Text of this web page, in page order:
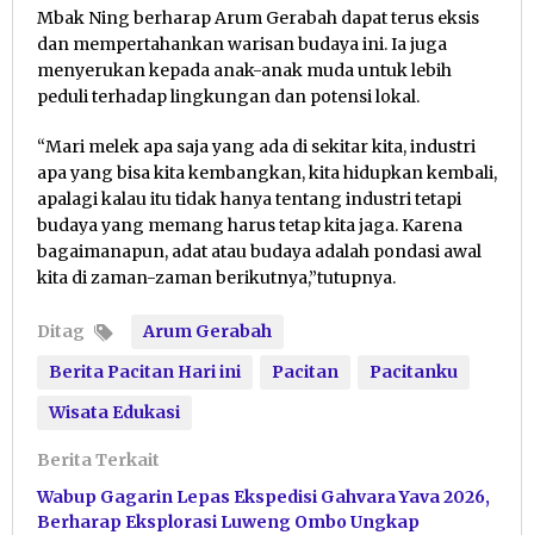
Mbak Ning berharap Arum Gerabah dapat terus eksis
dan mempertahankan warisan budaya ini. Ia juga
menyerukan kepada anak-anak muda untuk lebih
peduli terhadap lingkungan dan potensi lokal.
“Mari melek apa saja yang ada di sekitar kita, industri
apa yang bisa kita kembangkan, kita hidupkan kembali,
apalagi kalau itu tidak hanya tentang industri tetapi
budaya yang memang harus tetap kita jaga. Karena
bagaimanapun, adat atau budaya adalah pondasi awal
kita di zaman-zaman berikutnya,”tutupnya.
Ditag
Arum Gerabah
Berita Pacitan Hari ini
Pacitan
Pacitanku
Wisata Edukasi
Berita Terkait
Wabup Gagarin Lepas Ekspedisi Gahvara Yava 2026,
Berharap Eksplorasi Luweng Ombo Ungkap